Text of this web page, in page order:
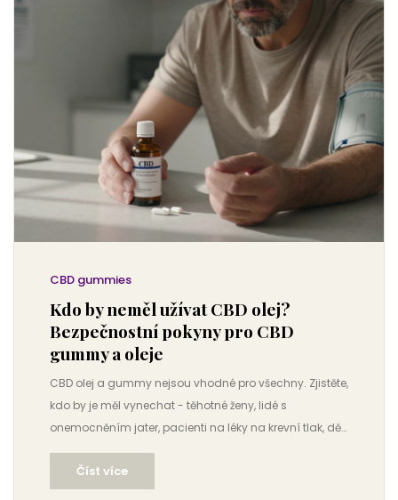
CBD gummies
Kdo by neměl užívat CBD olej?
Bezpečnostní pokyny pro CBD
gummy a oleje
CBD olej a gummy nejsou vhodné pro všechny. Zjistěte,
kdo by je měl vynechat - těhotné ženy, lidé s
onemocněním jater, pacienti na léky na krevní tlak, děti
a lidé s psychickými poruchami. Bezpečné užívání
začíná znalostí kontraindikací.
Číst více